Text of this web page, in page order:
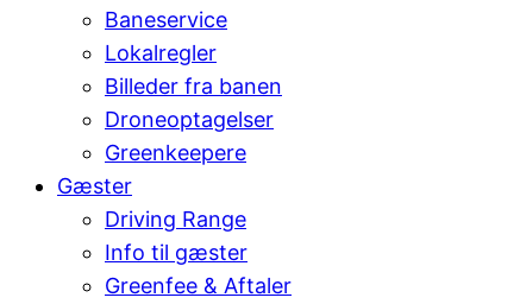
Baneservice
Lokalregler
Billeder fra banen
Droneoptagelser
Greenkeepere
Gæster
Driving Range
Info til gæster
Greenfee & Aftaler